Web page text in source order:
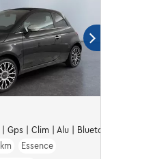
| Gps | Clim | Alu | Bluetooth
Essence